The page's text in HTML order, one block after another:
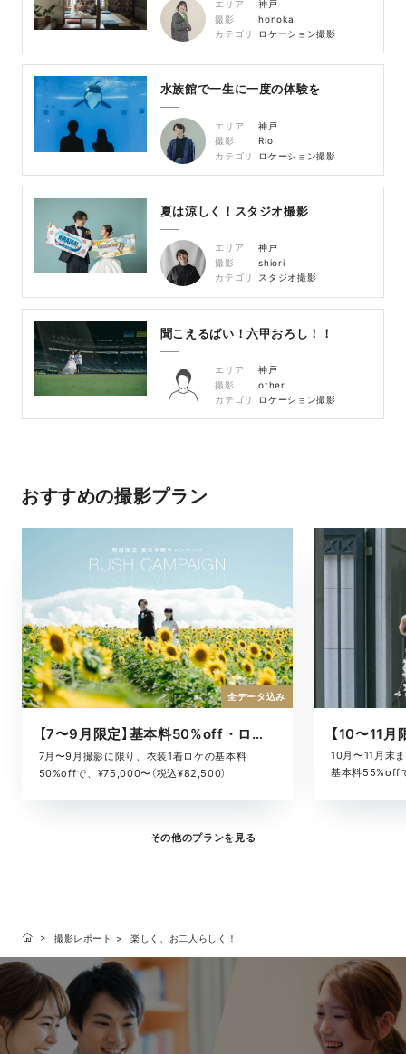
エリア
神戸
撮影
honoka
カテゴリ
ロケーション撮影
水族館で一生に一度の体験を
エリア
神戸
撮影
Rio
カテゴリ
ロケーション撮影
夏は涼しく！スタジオ撮影
エリア
神戸
撮影
shiori
カテゴリ
スタジオ撮影
聞こえるばい！六甲おろし！！
エリア
神戸
撮影
other
カテゴリ
ロケーション撮影
おすすめの撮影プラン
【7〜9月限定】基本料50%off・ロケキャンペーン
7月〜9月撮影に限り、衣装1着ロケの基本料
50%offで、¥75,000〜（税込¥82,500）
全データ込み
10月〜11月末
基本料55%off
その他のプランを見る
撮影レポート 楽しく、お二人らしく！